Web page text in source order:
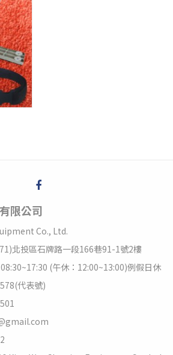
限公司
Co., Ltd.
投區石牌路一段166巷91-1號2樓
(午休：12:00~13:00)例假日休
代表號)